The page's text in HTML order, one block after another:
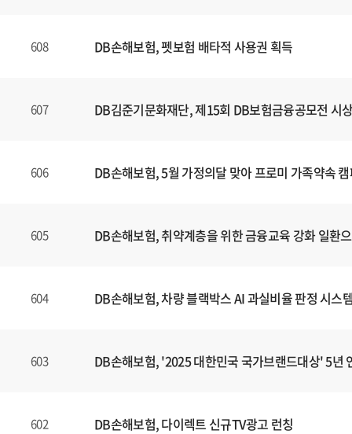
608 DB손해보험, 펫보험 배타적 사용권 획득
607 DB김준기문화재단, 제15회 DB보험금융공모전 시
606 DB손해보험, 5월 가정의달 맞아 프로미 가족약속
605 DB손해보험, 취약계층을 위한 금융교육 강화 일환
604 DB손해보험, 차량 블랙박스 AI 과실비율 판정 시스
603 DB손해보험, '2025 대한민국 국가브랜드대상' 5년
602 DB손해보험, 다이렉트 신규TV광고 런칭